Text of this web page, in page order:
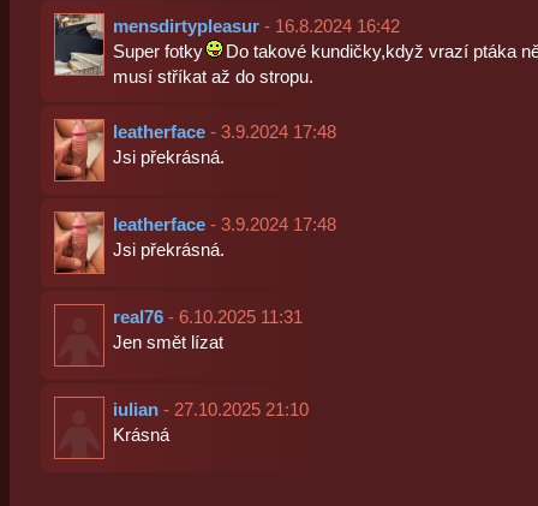
mensdirtypleasur- 16.8.2024 16:42
Super fotky
Do takové kundičky,když vrazí ptáka
musí stříkat až do stropu.
leatherface- 3.9.2024 17:48
Jsi překrásná.
leatherface- 3.9.2024 17:48
Jsi překrásná.
real76- 6.10.2025 11:31
Jen smět lízat
iulian- 27.10.2025 21:10
Krásná